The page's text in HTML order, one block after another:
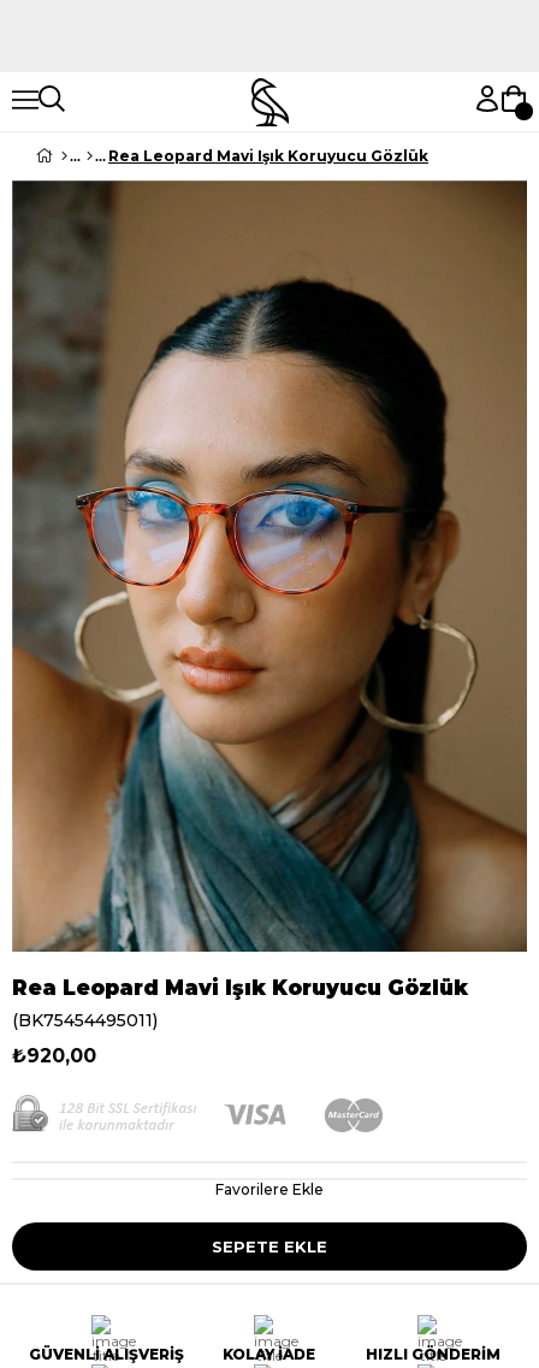
Rea Leopard Mavi Işık Koruyucu Gözlük
Rea Leopard Mavi Işık Koruyucu Gözlük
(BK75454495011)
₺920,00
Favorilere Ekle
GÜVENLİ ALIŞVERİŞ KOLAY İADE HIZLI GÖNDERİM